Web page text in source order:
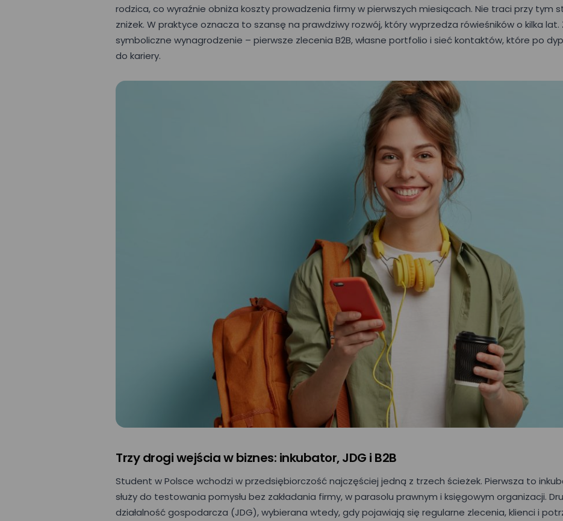
rodzica, co wyraźnie obniża koszty prowadzenia firmy w pierwszych miesiącach. Nie traci przy tym
zniżek. W praktyce oznacza to szansę na prawdziwy rozwój, który wyprzedza rówieśników o kilka
symboliczne wynagrodzenie – pierwsze zlecenia B2B, własne portfolio i sieć kontaktów, które po
do kariery.
Trzy drogi wejścia w biznes: inkubator, JDG i B2B
Student w Polsce wchodzi w przedsiębiorczość najczęściej jedną z trzech ścieżek. Pierwsza to
służy do testowania pomysłu bez zakładania firmy, w parasolu prawnym i księgowym organizacji.
działalność gospodarcza (JDG), wybierana wtedy, gdy pojawiają się regularne zlecenia, klienci i